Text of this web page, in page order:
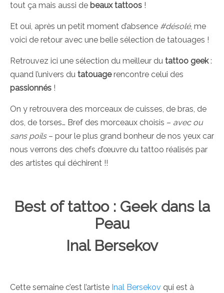
tout ça mais aussi de beaux tattoos !
Et oui, après un petit moment d’absence #désolé, me
voici de retour avec une belle sélection de tatouages !
Retrouvez ici une sélection du meilleur du tattoo geek:
quand l’univers du tatouagerencontre celui des
passionnés !
On y retrouvera des morceaux de cuisses, de bras, de
dos, de torses… Bref des morceaux choisis – avec ou
sans poils– pour le plus grand bonheur de nos yeux car
nous verrons des chefs d’œuvre du tattoo réalisés par
des artistes qui déchirent !!
Best of tattoo : Geek dans la
Peau
Inal Bersekov
Cette semaine c’est l’artiste Inal Bersekov qui est à